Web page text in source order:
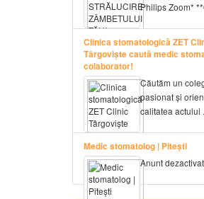
Philips Zoom*
Clinica stomatologică ZET
Târgoviște caută medic
colaborator!
Căutăm un
pasionat și
calitatea actului
Medic stomatolog | Pitești
Anunt